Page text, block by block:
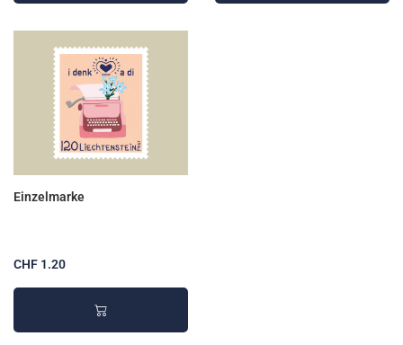
Einzelmarke
CHF 1.20